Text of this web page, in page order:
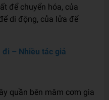
để chuyển hóa, của
di động, của lửa để
đi – Nhiều tác giả
quần bên mâm cơm gia